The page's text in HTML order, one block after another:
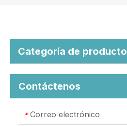
Categoría de producto
Contáctenos
* Correo electrónico